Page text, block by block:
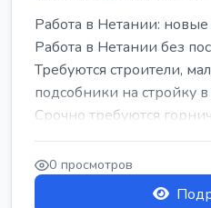
Работа в Нетании: новые
Работа в Нетании без
Требуются строители,
подсобники на стройку
Срочно требуются
0 просмотров